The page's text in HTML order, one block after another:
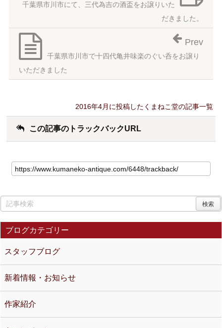
千葉県市川市にて、三代為吉の酒盃をお譲りいた
だきました。
千葉県市川市で十四代亀井味楽のぐい呑をお譲り
いただきました
Prev
2016年4月に投稿したくまねこ堂の記事一覧
この記事のトラックバックURL
ブログカテゴリー
スタッフブログ
新着情報・お知らせ
作家紹介